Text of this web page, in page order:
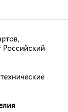
Российский